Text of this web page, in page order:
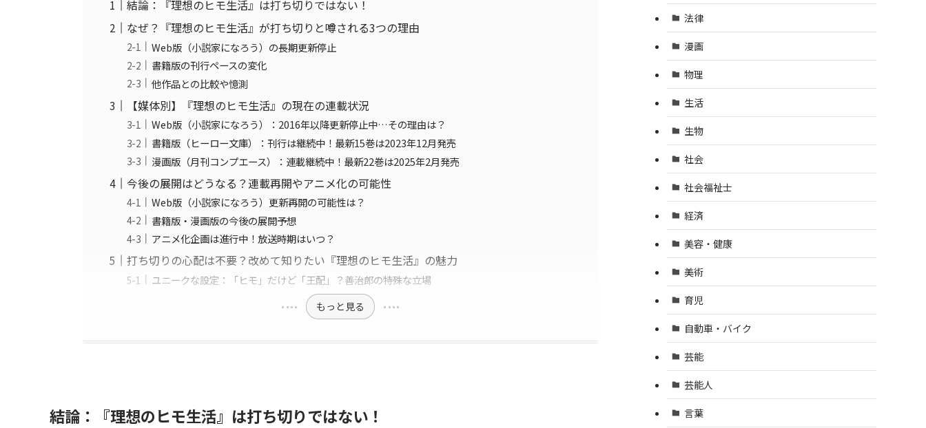
結論：『理想のヒモ生活』は打ち切りではない！
なぜ？『理想のヒモ生活』が打ち切りと噂される3つの理由
Web版（小説家になろう）の長期更新停止
書籍版の刊行ペースの変化
他作品との比較や憶測
【媒体別】『理想のヒモ生活』の現在の連載状況
Web版（小説家になろう）：2016年以降更新停止中…その理由は？
書籍版（ヒーロー文庫）：刊行は継続中！最新15巻は2023年12月発売
漫画版（月刊コンプエース）：連載継続中！最新22巻は2025年2月発売
今後の展開はどうなる？連載再開やアニメ化の可能性
Web版（小説家になろう）更新再開の可能性は？
書籍版・漫画版の今後の展開予想
アニメ化企画は進行中！放送時期はいつ？
打ち切りの心配は不要？改めて知りたい『理想のヒモ生活』の魅力
ユニークな設定：「ヒモ」だけど「王配」？善治郎の特殊な立場
もっと見る
結論：『理想のヒモ生活』は打ち切りではない！
法律
漫画
物理
生活
生物
社会
社会福祉士
経済
美容・健康
美術
育児
自動車・バイク
芸能
芸能人
言葉